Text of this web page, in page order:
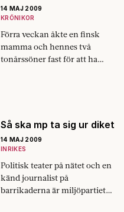
14 MAJ 2009
KRÖNIKOR
Förra veckan åkte en finsk
mamma och hennes två
tonårssöner fast för att ha
Så ska mp ta sig ur diket
14 MAJ 2009
INRIKES
Politisk teater på nätet och en
känd journalist på
barrikaderna är miljöpartiets